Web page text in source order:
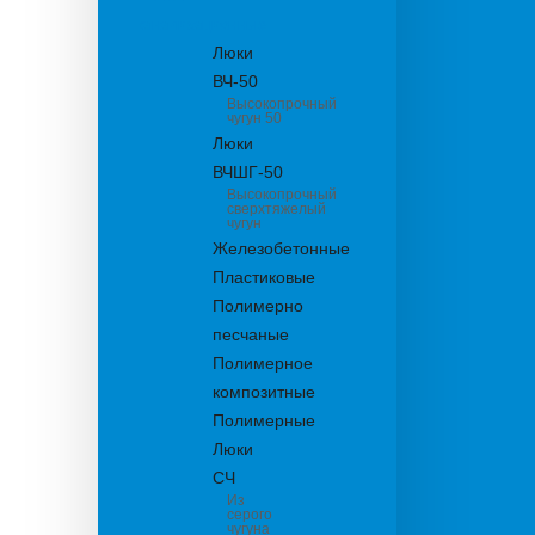
Люки
ВЧ-50
Высокопрочный
чугун 50
Люки
ВЧШГ-50
Высокопрочный
сверхтяжелый
чугун
Железобетонные
Пластиковые
Полимерно
песчаные
Полимерное
композитные
Полимерные
Люки
СЧ
Из
серого
чугуна